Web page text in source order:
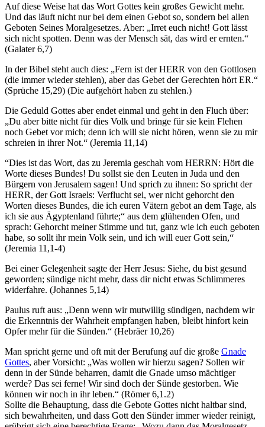
Auf diese Weise hat das Wort Gottes kein großes Gewicht mehr.
Und das läuft nicht nur bei dem einen Gebot so, sondern bei allen
Geboten Seines Moralgesetzes. Aber: „Irret euch nicht! Gott lässt
sich nicht spotten. Denn was der Mensch sät, das wird er ernten.“
(Galater 6,7)
In der Bibel steht auch dies: „Fern ist der HERR von den Gottlosen
(die immer wieder stehlen), aber das Gebet der Gerechten hört ER.“
(Sprüche 15,29) (Die aufgehört haben zu stehlen.)
Die Geduld Gottes aber endet einmal und geht in den Fluch über:
„Du aber bitte nicht für dies Volk und bringe für sie kein Flehen
noch Gebet vor mich; denn ich will sie nicht hören, wenn sie zu mir
schreien in ihrer Not.“ (Jeremia 11,14)
“Dies ist das Wort, das zu Jeremia geschah vom HERRN: Hört die
Worte dieses Bundes! Du sollst sie den Leuten in Juda und den
Bürgern von Jerusalem sagen! Und sprich zu ihnen: So spricht der
HERR, der Gott Israels: Verflucht sei, wer nicht gehorcht den
Worten dieses Bundes, die ich euren Vätern gebot an dem Tage, als
ich sie aus Ägyptenland führte;“ aus dem glühenden Ofen, und
sprach: Gehorcht meiner Stimme und tut, ganz wie ich euch geboten
habe, so sollt ihr mein Volk sein, und ich will euer Gott sein,“
(Jeremia 11,1-4)
Bei einer Gelegenheit sagte der Herr Jesus: Siehe, du bist gesund
geworden; sündige nicht mehr, dass dir nicht etwas Schlimmeres
widerfahre. (Johannes 5,14)
Paulus ruft aus: „Denn wenn wir mutwillig sündigen, nachdem wir
die Erkenntnis der Wahrheit empfangen haben, bleibt hinfort kein
Opfer mehr für die Sünden.“ (Hebräer 10,26)
Man spricht gerne und oft mit der Berufung auf die große Gnade
Gottes, aber Vorsicht: „Was wollen wir hierzu sagen? Sollen wir
denn in der Sünde beharren, damit die Gnade umso mächtiger
werde? Das sei ferne! Wir sind doch der Sünde gestorben. Wie
können wir noch in ihr leben.“ (Römer 6,1.2)
Sollte die Behauptung, dass die Gebote Gottes nicht haltbar sind,
sich bewahrheiten, und dass Gott den Sünder immer wieder reinigt,